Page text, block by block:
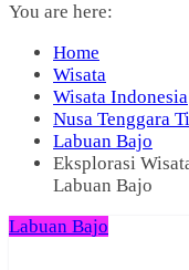
You are here:
Home
Wisata
Wisata Indonesia
Nusa Tenggara
Labuan Bajo
Eksplorasi
Labuan Bajo
Labuan Bajo